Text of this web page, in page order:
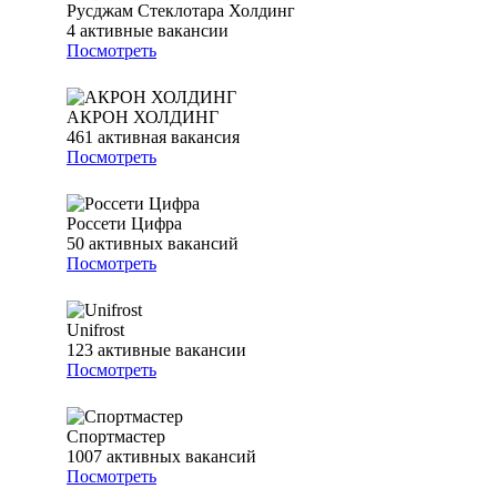
Русджам Стеклотара Холдинг
4 активные вакансии
Посмотреть
АКРОН ХОЛДИНГ
461 активная вакансия
Посмотреть
Россети Цифра
50 активных вакансий
Посмотреть
Unifrost
123 активные вакансии
Посмотреть
Спортмастер
1007 активных вакансий
Посмотреть